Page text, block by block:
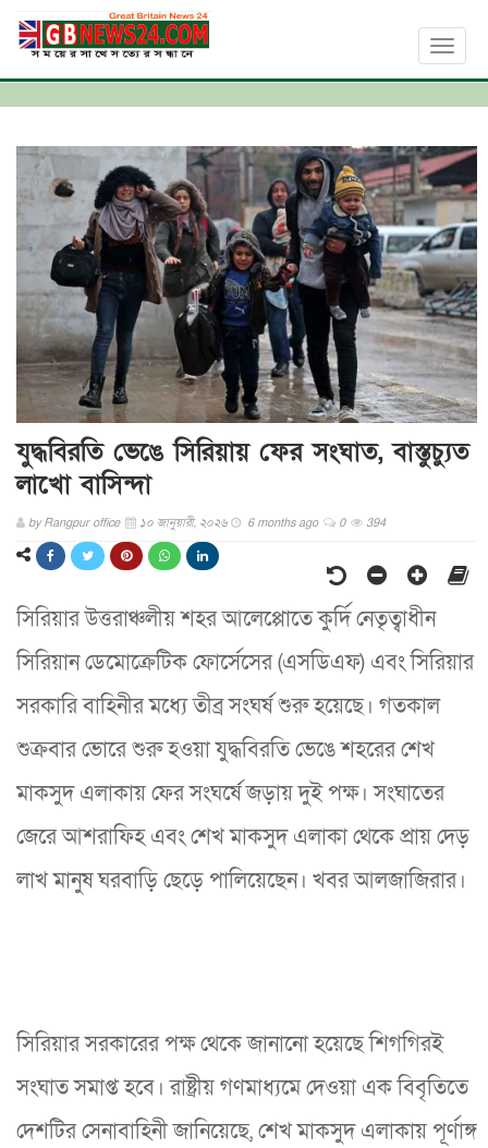
Toggle
যুদ্ধবিরতি ভেঙে সিরিয়ায় ফের সংঘাত, বাস্তুচ্যুত
লাখো বাসিন্দা
byRangpur office ১০ জানুয়ারী, ২০২৬ 6 months ago 0 394
সিরিয়ার উত্তরাঞ্চলীয় শহর আলেপ্পোতে কুর্দি নেতৃত্বাধীন
সিরিয়ান ডেমোক্রেটিক ফোর্সেসের (এসডিএফ) এবং সিরিয়ার
সরকারি বাহিনীর মধ্যে তীব্র সংঘর্ষ শুরু হয়েছে। গতকাল
শুক্রবার ভোরে শুরু হওয়া যুদ্ধবিরতি ভেঙে শহরের শেখ
মাকসুদ এলাকায় ফের সংঘর্ষে জড়ায় দুই পক্ষ। সংঘাতের
জেরে আশরাফিহ এবং শেখ মাকসুদ এলাকা থেকে প্রায় দেড়
লাখ মানুষ ঘরবাড়ি ছেড়ে পালিয়েছেন। খবর আলজাজিরার।
সিরিয়ার সরকারের পক্ষ থেকে জানানো হয়েছে শিগগিরই
সংঘাত সমাপ্ত হবে। রাষ্ট্রীয় গণমাধ্যমে দেওয়া এক বিবৃতিতে
দেশটির সেনাবাহিনী জানিয়েছে, শেখ মাকসুদ এলাকায় পূর্ণাঙ্গ